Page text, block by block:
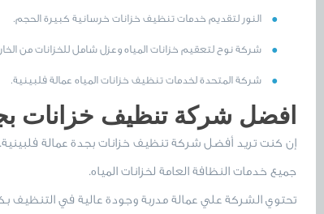
النور لتقديم خدمات تنظيف خزانات خرسانية كبيرة الحجم.
شركة نوح لتعقيم خزانات المياه وعزل شامل للخزانات من
شركة المتحدة لخدمات تنظيف خزانات المياه عمالة فلبينية.
افضل شركة تنظيف خزانات
إن كنت تريد أفضل شركة تنظيف خزانات بجدة عمالة
جميع خدمات النظافة العامة لخزانات المياه.
تحتوي الشركة علي عمالة مدربة وجودة عالية في